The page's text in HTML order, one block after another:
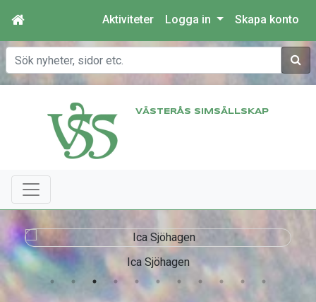
Aktiviteter Logga in Skapa konto
Sök
VÄSTERÅS SIMSÄLLSKAP
Ica Sjöhagen